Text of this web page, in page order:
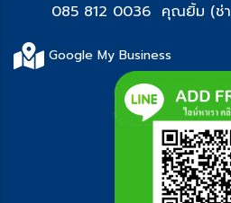
085 812 0036 คุณยิ้ม (ช่า
Google My Business